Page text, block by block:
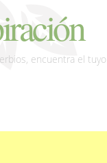
encuentra el tuyo